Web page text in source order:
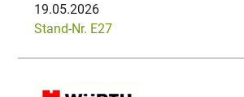
19.05.2026
Stand-Nr. E27